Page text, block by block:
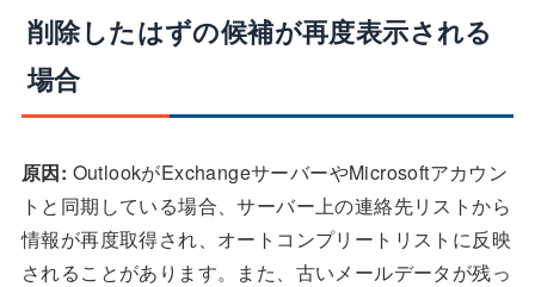
削除したはずの候補が再度表示される
場合
原因: OutlookがExchangeサーバーやMicrosoftアカウン
トと同期している場合、サーバー上の連絡先リストから
情報が再度取得され、オートコンプリートリストに反映
されることがあります。また、古いメールデータが残っ